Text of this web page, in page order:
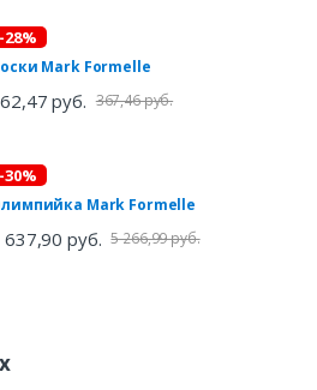
-28%
Mark Formelle
руб. 367,46 руб.
-30%
Mark Formelle
637,90 руб. 5 266,99 руб.